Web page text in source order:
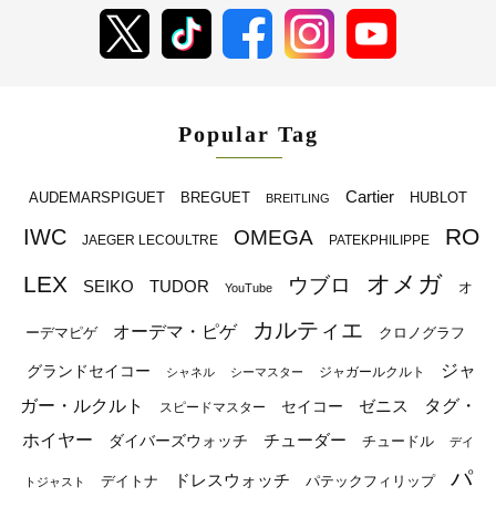
Popular Tag
AUDEMARSPIGUET BREGUET BREITLING Cartier HUBLOT
IWC JAEGER LECOULTRE OMEGA PATEKPHILIPPE
RO
LEX
SEIKO TUDOR YouTube ウブロ オメガ オ
ーデマピゲ オーデマ・ピゲ カルティエ クロノグラフ
グランドセイコー シャネル シーマスター ジャガールクルト
ジャ
ガー・ルクルト
スピードマスター セイコー ゼニス
タグ・
ホイヤー
ダイバーズウォッチ チューダー チュードル デイ
トジャスト デイトナ ドレスウォッチ パテックフィリップ
パ